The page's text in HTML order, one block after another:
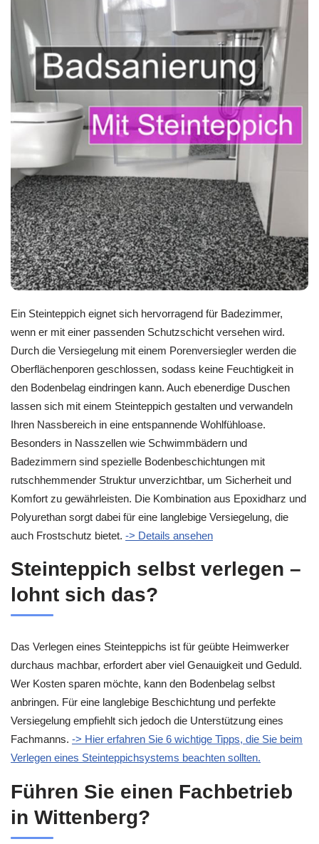
Ein Steinteppich eignet sich hervorragend für Badezimmer,
wenn er mit einer passenden Schutzschicht versehen wird.
Durch die Versiegelung mit einem Porenversiegler werden die
Oberflächenporen geschlossen, sodass keine Feuchtigkeit in
den Bodenbelag eindringen kann. Auch ebenerdige Duschen
lassen sich mit einem Steinteppich gestalten und verwandeln
Ihren Nassbereich in eine entspannende Wohlfühloase.
Besonders in Nasszellen wie Schwimmbädern und
Badezimmern sind spezielle Bodenbeschichtungen mit
rutschhemmender Struktur unverzichtbar, um Sicherheit und
Komfort zu gewährleisten. Die Kombination aus Epoxidharz und
Polyurethan sorgt dabei für eine langlebige Versiegelung, die
auch Frostschutz bietet. -> Details ansehen
Steinteppich selbst verlegen –
lohnt sich das?
Das Verlegen eines Steinteppichs ist für geübte Heimwerker
durchaus machbar, erfordert aber viel Genauigkeit und Geduld.
Wer Kosten sparen möchte, kann den Bodenbelag selbst
anbringen. Für eine langlebige Beschichtung und perfekte
Versiegelung empfiehlt sich jedoch die Unterstützung eines
Fachmanns. -> Hier erfahren Sie 6 wichtige Tipps, die Sie beim
Verlegen eines Steinteppichsystems beachten sollten.
Führen Sie einen Fachbetrieb
in Wittenberg?